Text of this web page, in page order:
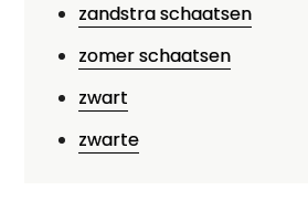
zandstra schaatsen
zomer schaatsen
zwart
zwarte